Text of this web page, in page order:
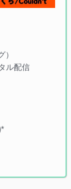
）
ル配信